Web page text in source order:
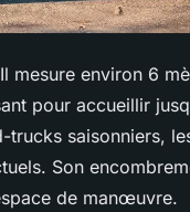
mesure environ 6
pour accueillir
trucks saisonniers,
Son
de manœuvre.